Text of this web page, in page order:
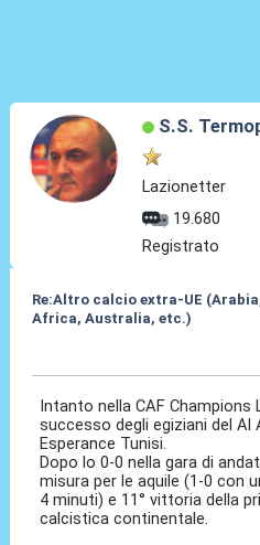
S.S.
Lazionetter
19.680
Registrato
Re:Altro calcio extra-UE
Africa, Australia, etc.)
Intanto nella CAF Champions
successo degli egiziani del Al
Esperance Tunisi.
Dopo lo 0-0 nella gara di
misura per le aquile (1-0 con
4 minuti) e 11° vittoria della
calcistica continentale.